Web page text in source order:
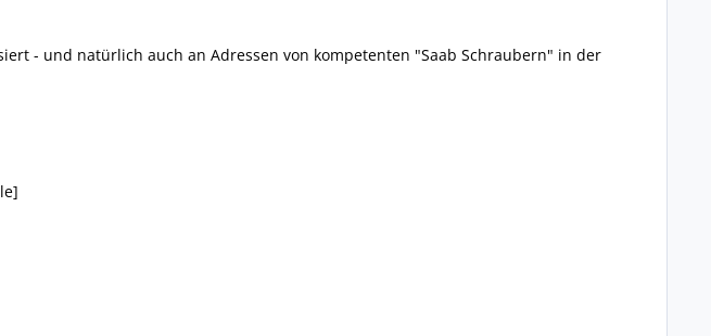
- und natürlich auch an Adressen von kompetenten "Saab Schraubern" in der